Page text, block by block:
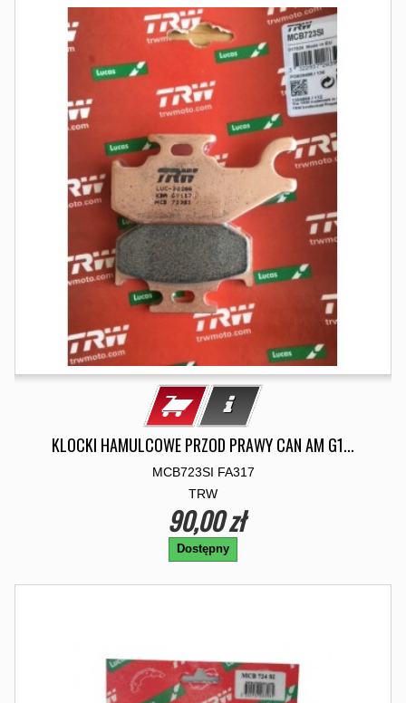
KLOCKI HAMULCOWE PRZOD PRAWY CAN AM G1...
MCB723SI FA317
TRW
90,00 zł
Dostępny